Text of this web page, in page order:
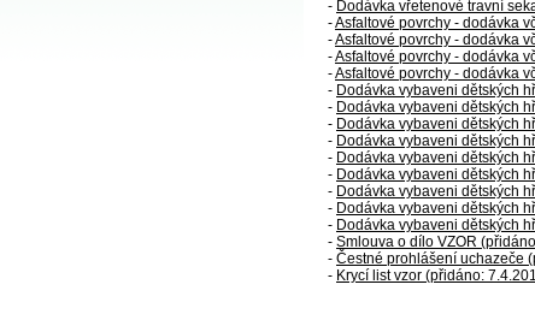
- Dodávka vřetenové travní
-Asfaltové povrchy - dodávka
-Asfaltové povrchy - dodávka
-Asfaltové povrchy - dodávka
-Asfaltové povrchy - dodávka
- Dodávka vybaveni dětských
- Dodávka vybaveni dětských
- Dodávka vybaveni dětských
- Dodávka vybaveni dětských
- Dodávka vybaveni dětských
- Dodávka vybaveni dětských
- Dodávka vybaveni dětských
- Dodávka vybaveni dětských
- Dodávka vybaveni dětských
- Smlouva o dílo VZOR
- Čestné prohlášení uchazeče
- Krycí list vzor (přidáno: